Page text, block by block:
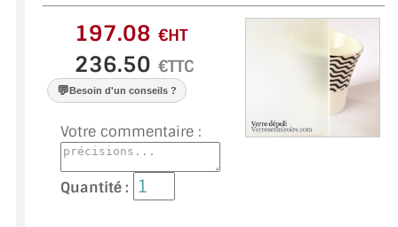
VERRE FEUILLETÉ
VERRE ANTI-REFLET
VERRE FEUILLETÉ/TREMPÉ
DALLE DE SOL EN VERRE
€HT
€TTC
💬Besoin d'un conseils ?
Votre commentaire :
Quantité :